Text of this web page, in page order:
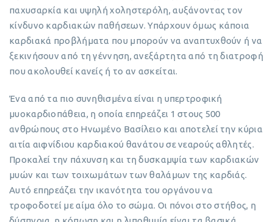
παχυσαρκία και υψηλή χοληστερόλη, αυξάνοντας τον
κίνδυνο καρδιακών παθήσεων. Υπάρχουν όμως κάποια
καρδιακά προβλήματα που μπορούν να αναπτυχθούν ή να
ξεκινήσουν από τη γέννηση, ανεξάρτητα από τη διατροφή
που ακολουθεί κανείς ή το αν ασκείται.
Ένα από τα πιο συνηθισμένα είναι η υπερτροφική
μυοκαρδιοπάθεια, η οποία επηρεάζει 1 στους 500
ανθρώπους στο Ηνωμένο Βασίλειο και αποτελεί την κύρια
αιτία αιφνίδιου καρδιακού θανάτου σε νεαρούς αθλητές.
Προκαλεί την πάχυνση και τη δυσκαμψία των καρδιακών
μυών και των τοιχωμάτων των θαλάμων της καρδιάς.
Αυτό επηρεάζει την ικανότητα του οργάνου να
τροφοδοτεί με αίμα όλο το σώμα. Οι πόνοι στο στήθος, η